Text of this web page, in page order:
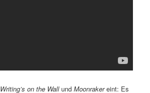
Writing’s on the WallundMoonrakereint: Es